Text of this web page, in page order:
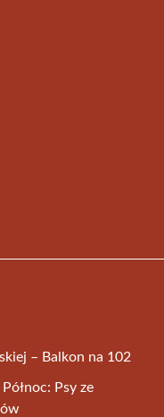
– Balkon na 102
Psy ze